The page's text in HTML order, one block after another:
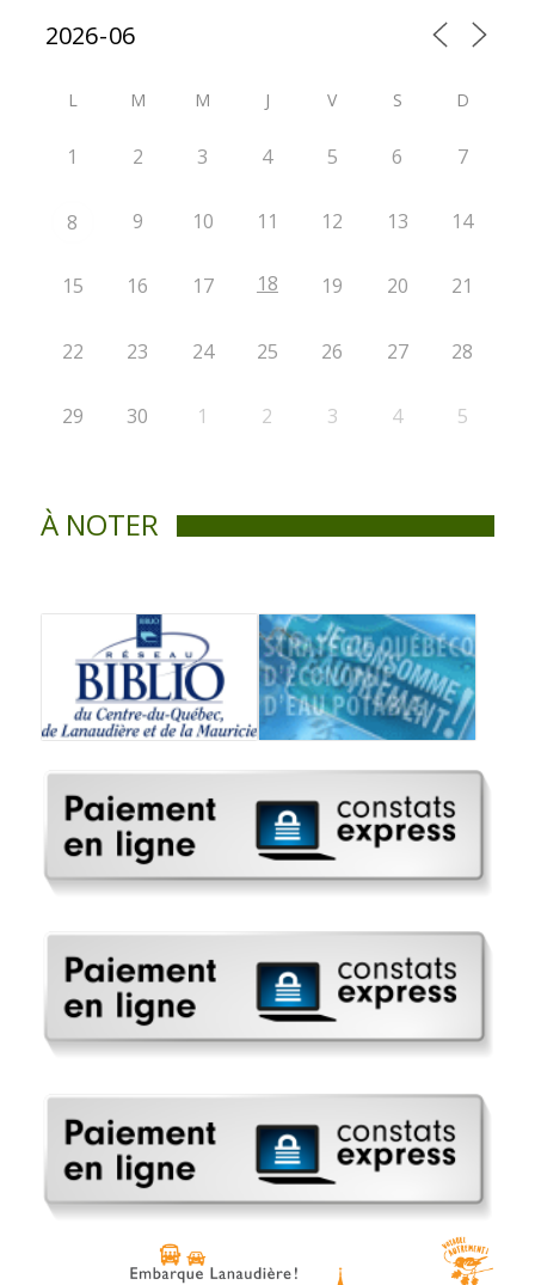
L M M J V S D
1 2 3 4 5 6 7
8 9 10 11 12 13 14
15 16 17 18 19 20 21
22 23 24 25 26 27 28
29 30 1 2 3 4 5
À NOTER